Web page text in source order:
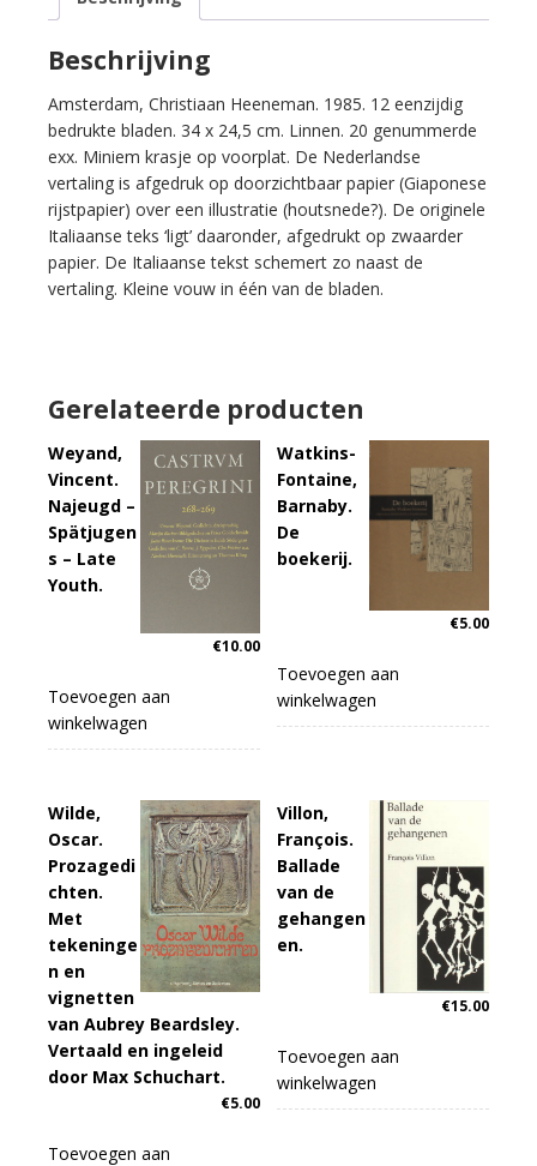
gedichten.
aantal
Beschrijving
Amsterdam, Christiaan Heeneman. 1985. 12 eenzijdig
bedrukte bladen. 34 x 24,5 cm. Linnen. 20 genummerde
exx. Miniem krasje op voorplat. De Nederlandse
vertaling is afgedruk op doorzichtbaar papier (Giaponese
rijstpapier) over een illustratie (houtsnede?). De originele
Italiaanse teks ‘ligt’ daaronder, afgedrukt op zwaarder
papier. De Italiaanse tekst schemert zo naast de
vertaling. Kleine vouw in één van de bladen.
Gerelateerde producten
Weyand,
Vincent.
Najeugd –
Spätjugen
s – Late
Youth.
€10.00
Toevoegen aan
winkelwagen
Watkins-
Fontaine,
Barnaby.
De
boekerij.
€5.00
Toevoegen aan
winkelwagen
Wilde,
Oscar.
Prozagedi
chten.
Met
tekeninge
n en
vignetten
van Aubrey Beardsley.
Vertaald en ingeleid
door Max Schuchart.
€5.00
Toevoegen aan
Villon,
François.
Ballade
van de
gehangen
en.
€15.00
Toevoegen aan
winkelwagen